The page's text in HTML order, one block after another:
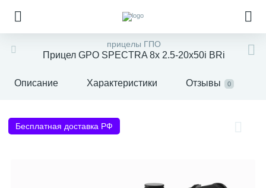
прицелы ГПО
Прицел GPO SPECTRA 8x 2.5-20x50i BRi
Описание Характеристики Отзывы 0
Бесплатная доставка РФ